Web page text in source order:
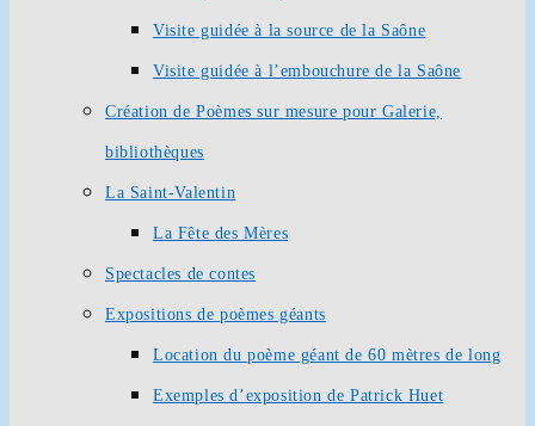
Visite guidée à la source de la Saône
Visite guidée à l’embouchure de la Saône
Création de Poèmes sur mesure pour Galerie,
bibliothèques
La Saint-Valentin
La Fête des Mères
Spectacles de contes
Expositions de poèmes géants
Location du poème géant de 60 mètres de long
Exemples d’exposition de Patrick Huet